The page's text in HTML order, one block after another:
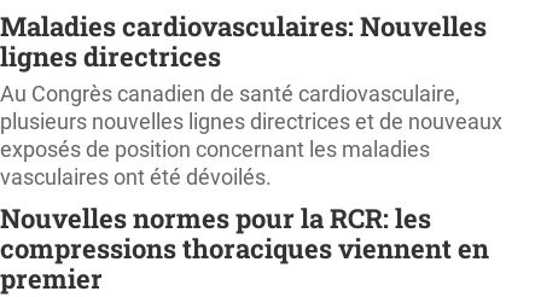
Maladies cardiovasculaires: Nouvelles
lignes directrices
Au Congrès canadien de santé cardiovasculaire,
plusieurs nouvelles lignes directrices et de nouveaux
exposés de position concernant les maladies
vasculaires ont été dévoilés.
Nouvelles normes pour la RCR: les
compressions thoraciques viennent en
premier